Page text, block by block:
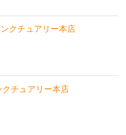
クチュアリー本店
チュアリー本店